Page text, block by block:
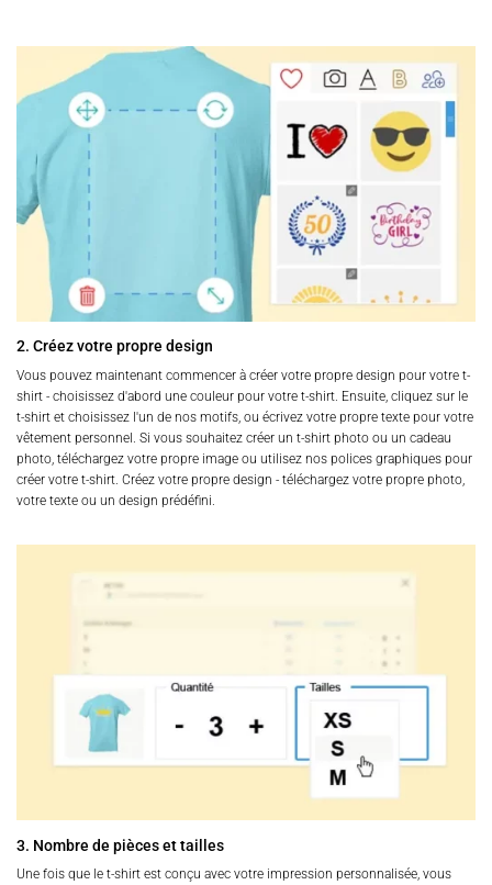
2. Créez votre propre design
Vous pouvez maintenant commencer à créer votre propre design pour votre t-
shirt - choisissez d'abord une couleur pour votre t-shirt. Ensuite, cliquez sur le
t-shirt et choisissez l'un de nos motifs, ou écrivez votre propre texte pour votre
vêtement personnel. Si vous souhaitez créer un t-shirt photo ou un cadeau
photo, téléchargez votre propre image ou utilisez nos polices graphiques pour
créer votre t-shirt. Créez votre propre design - téléchargez votre propre photo,
votre texte ou un design prédéfini.
3. Nombre de pièces et tailles
Une fois que le t-shirt est conçu avec votre impression personnalisée, vous